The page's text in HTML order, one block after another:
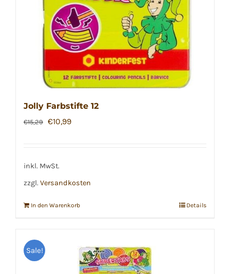
Jolly Farbstifte 12
€15,29 Ursprünglicher
€15,29
€10,99Aktueller
inkl. MwSt.
zzgl. Versandkosten
In den Warenkorb Details
Sale!